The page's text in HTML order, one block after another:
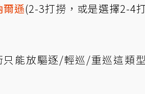
爾遜(2-3打撈，或是選擇2-4
能放驅逐/輕巡/重巡這類